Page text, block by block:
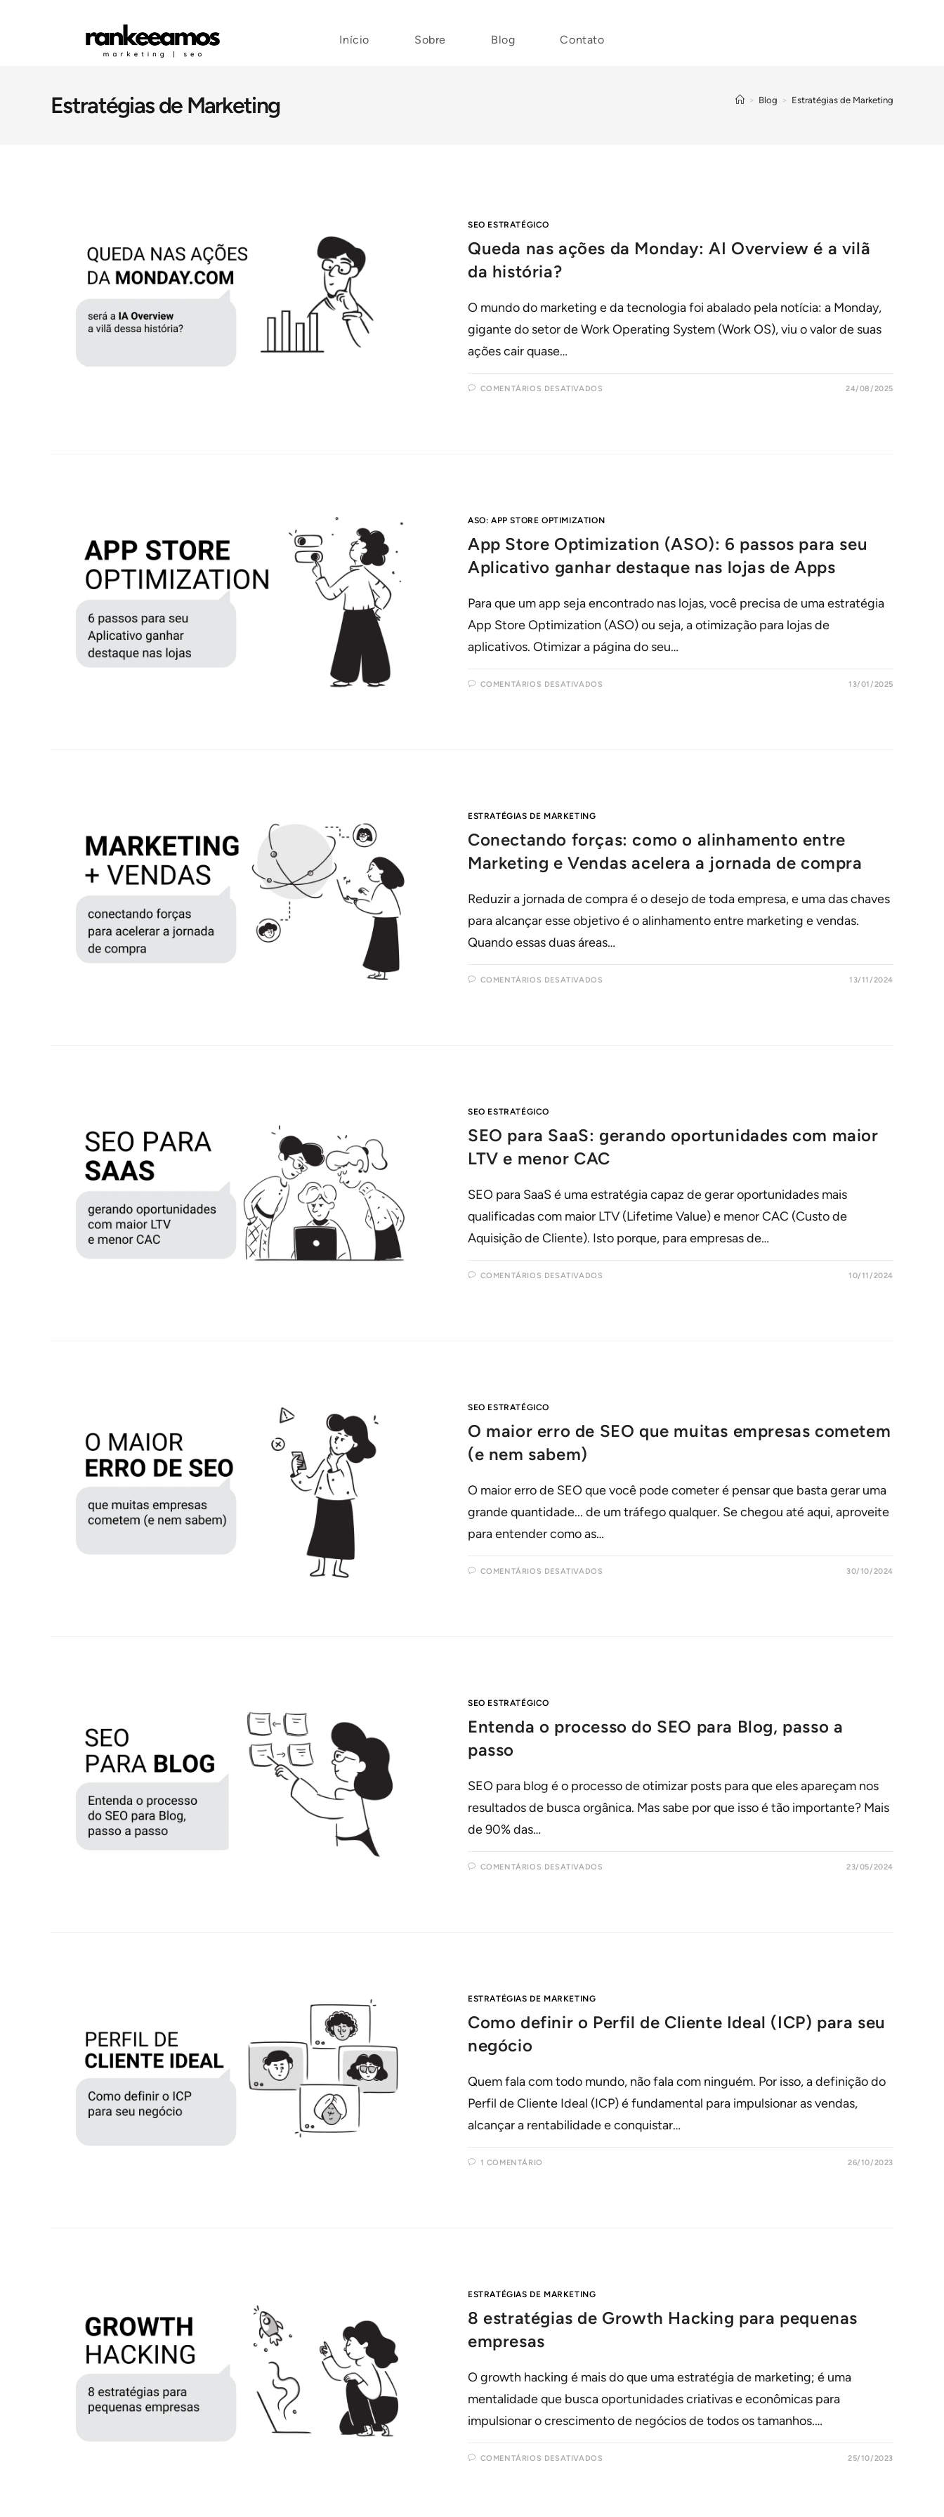
Início Sobre Blog Contato
Estratégias de Marketing > Blog > Estratégias de Marketing
SEO ESTRATÉGICO
Queda nas ações da Monday: AI Overview é a vilã
da história?
O mundo do marketing e da tecnologia foi abalado pela notícia: a Monday,
gigante do setor de Work Operating System (Work OS), viu o valor de suas
ações cair quase…
COMENTÁRIOS DESATIVADOS 24/08/2025
ASO: APP STORE OPTIMIZATION
App Store Optimization (ASO): 6 passos para seu
Aplicativo ganhar destaque nas lojas de Apps
Para que um app seja encontrado nas lojas, você precisa de uma estratégia
App Store Optimization (ASO) ou seja, a otimização para lojas de
aplicativos. Otimizar a página do seu…
COMENTÁRIOS DESATIVADOS 13/01/2025
ESTRATÉGIAS DE MARKETING
Conectando forças: como o alinhamento entre
Marketing e Vendas acelera a jornada de compra
Reduzir a jornada de compra é o desejo de toda empresa, e uma das chaves
para alcançar esse objetivo é o alinhamento entre marketing e vendas.
Quando essas duas áreas…
COMENTÁRIOS DESATIVADOS 13/11/2024
SEO ESTRATÉGICO
SEO para SaaS: gerando oportunidades com maior
LTV e menor CAC
SEO para SaaS é uma estratégia capaz de gerar oportunidades mais
qualificadas com maior LTV (Lifetime Value) e menor CAC (Custo de
Aquisição de Cliente). Isto porque, para empresas de…
COMENTÁRIOS DESATIVADOS 10/11/2024
SEO ESTRATÉGICO
O maior erro de SEO que muitas empresas cometem
(e nem sabem)
O maior erro de SEO que você pode cometer é pensar que basta gerar uma
grande quantidade... de um tráfego qualquer. Se chegou até aqui, aproveite
para entender como as…
COMENTÁRIOS DESATIVADOS 30/10/2024
SEO ESTRATÉGICO
Entenda o processo do SEO para Blog, passo a
passo
SEO para blog é o processo de otimizar posts para que eles apareçam nos
resultados de busca orgânica. Mas sabe por que isso é tão importante? Mais
de 90% das…
COMENTÁRIOS DESATIVADOS 23/05/2024
ESTRATÉGIAS DE MARKETING
Como definir o Perfil de Cliente Ideal (ICP) para seu
negócio
Quem fala com todo mundo, não fala com ninguém. Por isso, a definição do
Perfil de Cliente Ideal (ICP) é fundamental para impulsionar as vendas,
alcançar a rentabilidade e conquistar…
1 COMENTÁRIO 26/10/2023
ESTRATÉGIAS DE MARKETING
8 estratégias de Growth Hacking para pequenas
empresas
O growth hacking é mais do que uma estratégia de marketing; é uma
mentalidade que busca oportunidades criativas e econômicas para
impulsionar o crescimento de negócios de todos os tamanhos.…
COMENTÁRIOS DESATIVADOS 25/10/2023